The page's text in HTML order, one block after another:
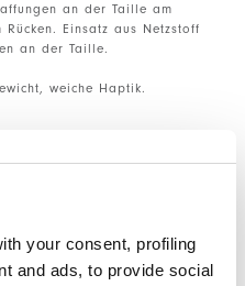
your consent, profiling
and ads, to provide social
an der Taille am
Einsatz aus Netzstoff
an der Taille.
weiche Haptik.